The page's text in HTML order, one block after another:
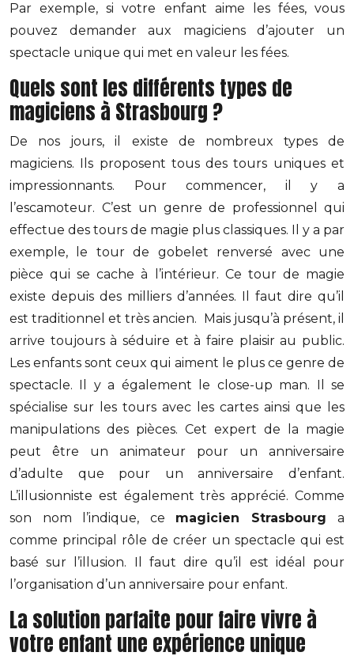
Par exemple, si votre enfant aime les fées, vous
pouvez demander aux magiciens d’ajouter un
spectacle unique qui met en valeur les fées.
Quels sont les différents types de
magiciens à Strasbourg ?
De nos jours, il existe de nombreux types de
magiciens. Ils proposent tous des tours uniques et
impressionnants. Pour commencer, il y a
l’escamoteur. C’est un genre de professionnel qui
effectue des tours de magie plus classiques. Il y a par
exemple, le tour de gobelet renversé avec une
pièce qui se cache à l’intérieur. Ce tour de magie
existe depuis des milliers d’années. Il faut dire qu’il
est traditionnel et très ancien. Mais jusqu’à présent, il
arrive toujours à séduire et à faire plaisir au public.
Les enfants sont ceux qui aiment le plus ce genre de
spectacle. Il y a également le close-up man. Il se
spécialise sur les tours avec les cartes ainsi que les
manipulations des pièces. Cet expert de la magie
peut être un animateur pour un anniversaire
d’adulte que pour un anniversaire d’enfant.
L’illusionniste est également très apprécié. Comme
son nom l’indique, ce magicien Strasbourg a
comme principal rôle de créer un spectacle qui est
basé sur l’illusion. Il faut dire qu’il est idéal pour
l’organisation d’un anniversaire pour enfant.
La solution parfaite pour faire vivre à
votre enfant une expérience unique